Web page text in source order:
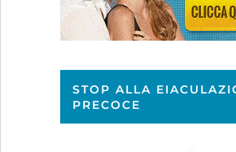
STOP ALLA
PRECOCE